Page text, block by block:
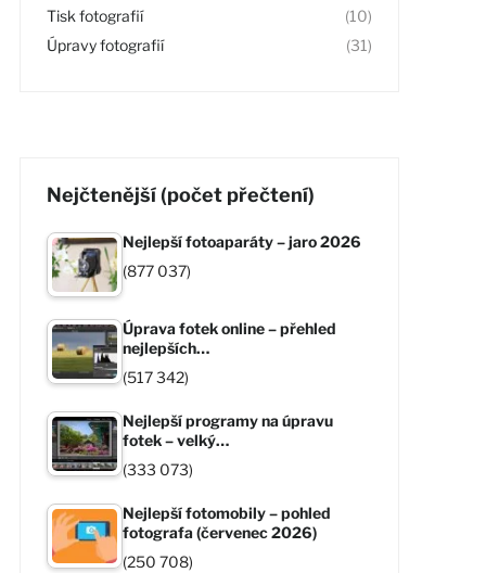
Tisk fotografií
(10)
Úpravy fotografií
(31)
Nejčtenější (počet přečtení)
Nejlepší fotoaparáty – jaro 2026
(877 037)
Úprava fotek online – přehled
nejlepších…
(517 342)
Nejlepší programy na úpravu
fotek – velký…
(333 073)
Nejlepší fotomobily – pohled
fotografa (červenec 2026)
(250 708)